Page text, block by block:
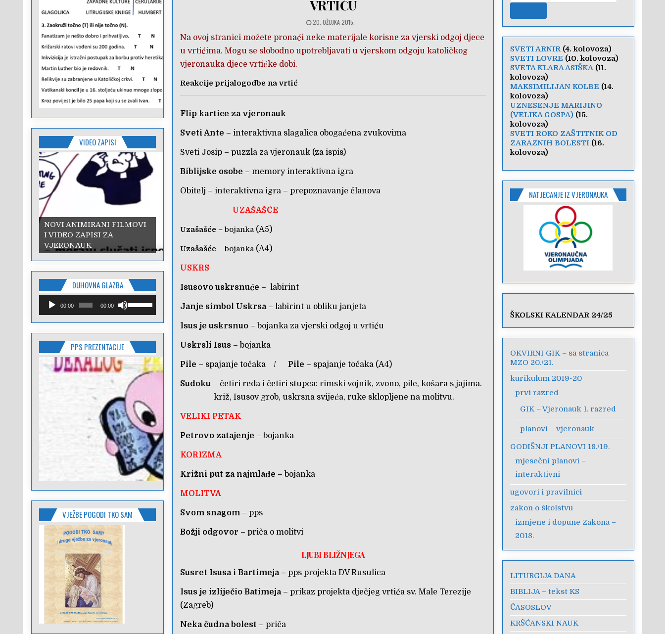
VRTIĆU
20. OŽUJKA 2015.
Na ovoj stranici možete pronaći neke materijale korisne za vjerski odgoj djece
u vrtićima. Mogu se slobodno upotrebljavati u vjerskom odgoju katoličkog
vjeronauka djece vrtićke dobi.
Reakcije prijalogodbe na vrtić
Flip kartice za vjeronauk
Sveti Ante – interaktivna slagalica obogaćena zvukovima
Sveti Josip – puzzla za vjeronauk (za ispis)
Biblijske osobe – memory interaktivna igra
Obitelj – interaktivna igra – prepoznavanje članova
UZAŠAŠĆE
Uzašašće – bojanka (A5)
Uzašašće – bojanka (A4)
USKRS
Isusovo uskrsnuće – labirint
Janje simbol Uskrsa – labirint u obliku janjeta
Isus je uskrsnuo – bojanka za vjerski odgoj u vrtiću
Uskrsli Isus – bojanka
Pile – spajanje točaka / Pile – spajanje točaka (A4)
Sudoku – četiri reda i četiri stupca: rimski vojnik, zvono, pile, košara s jajima.
križ, Isusov grob, uskrsna svijeća, ruke sklopljene na molitvu.
VELIKI PETAK
Petrovo zatajenje – bojanka
KORIZMA
Križni put za najmlađe – bojanka
MOLITVA
Svom snagom – pps
Božji odgovor – priča o molitvi
LJUBI BLIŽNJEGA
Susret Isusa i Bartimeja –pps projekta DV Rusulica
Isus je izliječio Batimeja – prikaz projekta dječjeg vrtića sv. Male Terezije
(Zagreb)
Neka čudna bolest – priča
VIDEO ZAPISI
NOVI ANIMIRANI FILMOVI
I VIDEO ZAPISI ZA
VJERONAUK
NOVI ANIMIRANI FILMOVI
I VIDEO ZAPISI ZA
VJERONAUK
DUHOVNA GLAZBA
Reproduktor
audiozapisa
00:00 00:00
tipke
kako
biste
pojačali
ili
smanjili
zvuk.
PPS PREZENTACIJE
VJEŽBE POGODI TKO SAM
SVETI ARNIR(4. kolovoza)
SVETI LOVRE (10. kolovoza)
SVETA KLARA ASIŠKA(11.
kolovoza)
MAKSIMILIJAN KOLBE (14.
kolovoza)
UZNESENJE MARIJINO
(VELIKA GOSPA) (15.
kolovoza)
SVETI ROKO ZAŠTITNIK OD
ZARAZNIH BOLESTI(16.
kolovoza)
NATJECANJE IZ VJERONAUKA
ŠKOLSKI KALENDAR 24/25
OKVIRNI GIK – sa stranica
MZO 20./21.
kurikulum 2019-20
prvi razred
GIK – Vjeronauk 1. razred
planovi – vjeronauk
GODIŠNJI PLANOVI 18./19.
mjesečni planovi –
interaktivni
ugovori i pravilnici
zakon o školstvu
izmjene i dopune Zakona –
2018.
LITURGIJA DANA
BIBLIJA – tekst KS
ČASOSLOV
KRŠĆANSKI NAUK